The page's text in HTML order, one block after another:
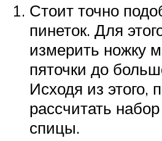
Стоит точно
пинеток. Для
измерить ножку
пяточки до
Исходя из этого,
рассчитать
спицы.